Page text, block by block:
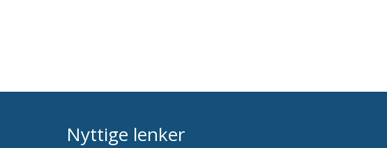
Nyttige lenker